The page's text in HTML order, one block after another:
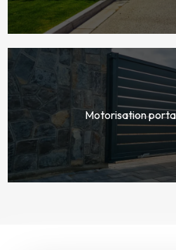
Motorisation